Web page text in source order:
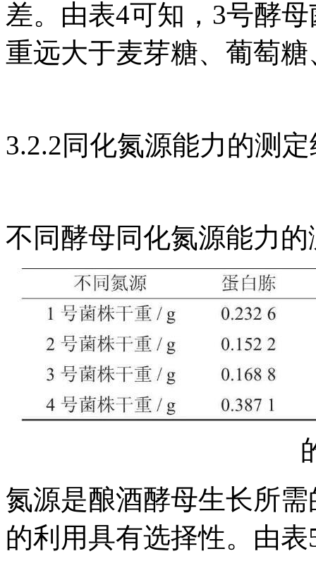
差。由表4可知，3号酵
重远大于麦芽糖、葡萄
3.2.2同化氮源能力的测
不同酵母同化氮源能力
氮源是酿酒酵母生长所
的利用具有选择性。由